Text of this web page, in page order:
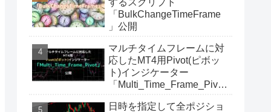
「BulkChangeTimeFrame
」公開
マルチタイムフレームに対
応したMT4用Pivot(ピボッ
ト)インジケーター
「Multi_Time_Frame_Pivot
日時を指定して全ポジショ